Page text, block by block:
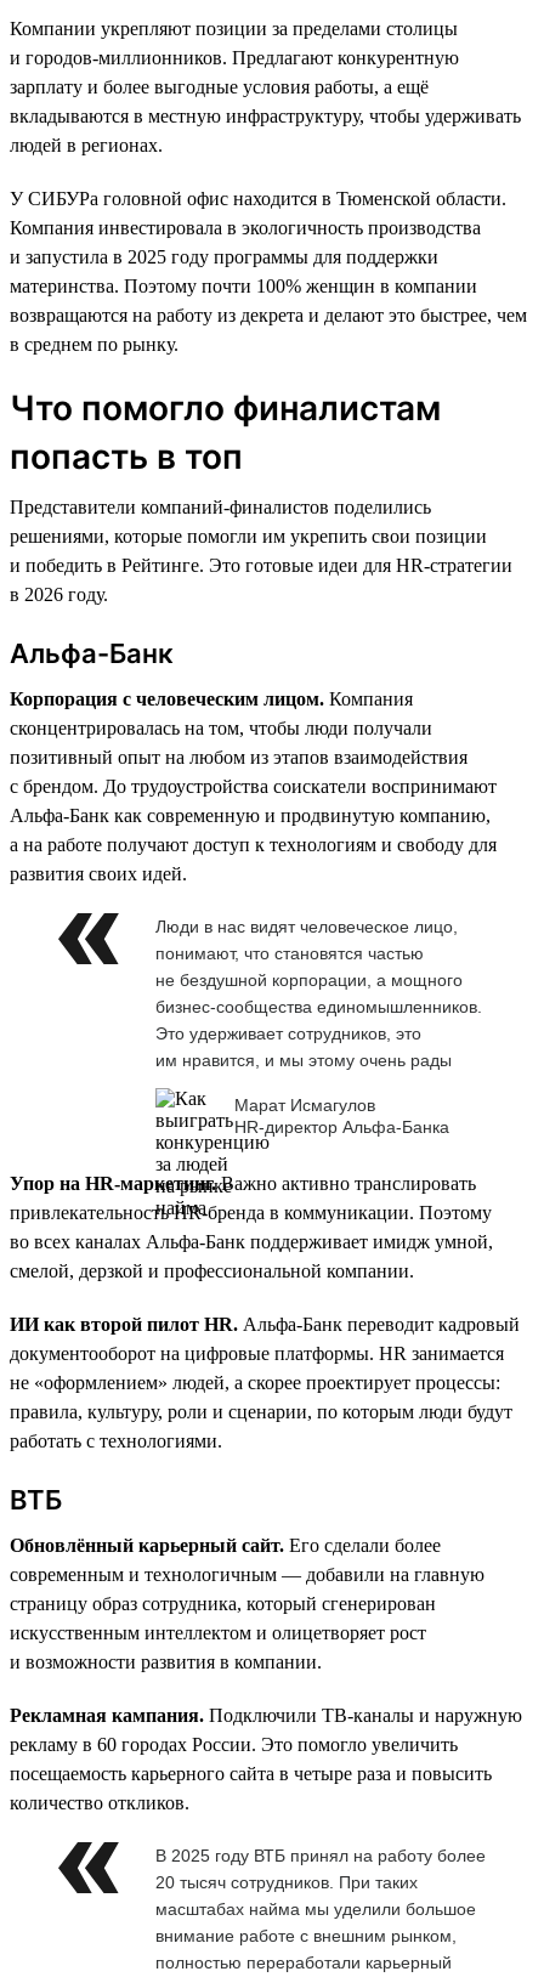
Компании укрепляют позиции за пределами столицы
и городов-миллионников. Предлагают конкурентную
зарплату и более выгодные условия работы, а ещё
вкладываются в местную инфраструктуру, чтобы удерживать
людей в регионах.
У СИБУРа головной офис находится в Тюменской области.
Компания инвестировала в экологичность производства
и запустила в 2025 году программы для поддержки
материнства. Поэтому почти 100% женщин в компании
возвращаются на работу из декрета и делают это быстрее, чем
в среднем по рынку.
Что помогло финалистам
попасть в топ
Представители компаний-финалистов поделились
решениями, которые помогли им укрепить свои позиции
и победить в Рейтинге. Это готовые идеи для HR-стратегии
в 2026 году.
Альфа-Банк
Корпорация с человеческим лицом. Компания
сконцентрировалась на том, чтобы люди получали
позитивный опыт на любом из этапов взаимодействия
с брендом. До трудоустройства соискатели воспринимают
Альфа-Банк как современную и продвинутую компанию,
а на работе получают доступ к технологиям и свободу для
развития своих идей.
Люди в нас видят человеческое лицо,
понимают, что становятся частью
не бездушной корпорации, а мощного
бизнес-сообщества единомышленников.
Это удерживает сотрудников, это
им нравится, и мы этому очень рады
Марат Исмагулов
HR-директор Альфа-Банка
Упор на HR-маркетинг.Важно активно транслировать
привлекательность HR-бренда в коммуникации. Поэтому
во всех каналах Альфа-Банк поддерживает имидж умной,
смелой, дерзкой и профессиональной компании.
ИИ как второй пилот HR. Альфа-Банк переводит кадровый
документооборот на цифровые платформы. HR занимается
не «оформлением» людей, а скорее проектирует процессы:
правила, культуру, роли и сценарии, по которым люди будут
работать с технологиями.
ВТБ
Обновлённый карьерный сайт. Его сделали более
современным и технологичным — добавили на главную
страницу образ сотрудника, который сгенерирован
искусственным интеллектом и олицетворяет рост
и возможности развития в компании.
Рекламная кампания. Подключили ТВ-каналы и наружную
рекламу в 60 городах России. Это помогло увеличить
посещаемость карьерного сайта в четыре раза и повысить
количество откликов.
В 2025 году ВТБ принял на работу более
20 тысяч сотрудников. При таких
масштабах найма мы уделили большое
внимание работе с внешним рынком,
полностью переработали карьерный